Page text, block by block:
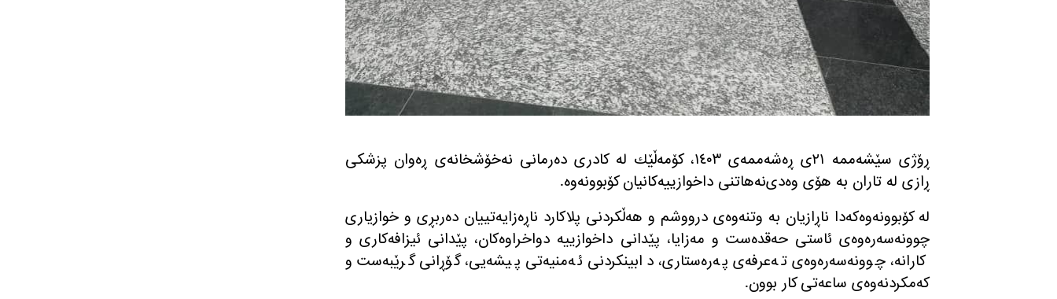
ڕۆژی سێشه‌ممه‌ ٢١ی ڕه‌شه‌ممه‌ی ١٤٠٣، كۆمه‌ڵێك له‌ كادری ده‌رمانی نه‌خۆشخانه‌ی ڕه‌وان پزشكی
ڕازی له‌ تاران به‌ هۆی وه‌دی‌نه‌هاتنی داخوازییه‌كانیان كۆبوونه‌وه‌.
له‌ كۆبوونه‌وه‌كه‌دا ناڕازیان به‌ وتنه‌وه‌ی درووشم و هه‌ڵكردنی پلاكارد ناڕه‌زایه‌تییان ده‌ربڕی و خوازیاری
چوونه‌سه‌ره‌وه‌ی ئاستی حه‌قده‌ست و مه‌زایا، پێدانی داخوازییه‌ دواخراوه‌كان، پێدانی ئیزافه‌كاری و
كارانه، چوونه‌سه‌ره‌وه‌ی ته‌عرفه‌ی په‌ره‌ستاری، دابینكردنی ئه‌منیه‌تی پیشه‌یی، گۆڕانی گرێبه‌ست و
كه‌مكردنه‌وه‌ی ساعه‌تی كار بوون.